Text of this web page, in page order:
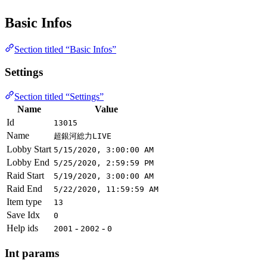
Basic Infos
Section titled “Basic Infos”
Settings
Section titled “Settings”
Name
Value
Id
13015
Name 超銀河総力LIVE
Lobby Start 5/15/2020, 3:00:00 AM
Lobby End 5/25/2020, 2:59:59 PM
Raid Start 5/19/2020, 3:00:00 AM
Raid End 5/22/2020, 11:59:59 AM
Item type 13
Save Idx 0
Help ids 2001 - 2002 - 0
Int params